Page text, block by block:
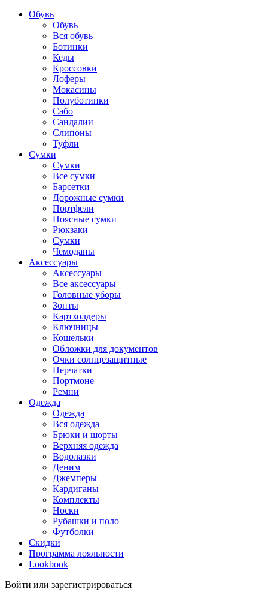
Обувь
Обувь
Вся обувь
Ботинки
Кеды
Кроссовки
Лоферы
Мокасины
Полуботинки
Сабо
Сандалии
Слипоны
Туфли
Сумки
Сумки
Все сумки
Барсетки
Дорожные сумки
Портфели
Поясные сумки
Рюкзаки
Сумки
Чемоданы
Аксессуары
Аксессуары
Все аксессуары
Головные уборы
Зонты
Картхолдеры
Ключницы
Кошельки
Обложки для документов
Очки солнцезащитные
Перчатки
Портмоне
Ремни
Одежда
Одежда
Вся одежда
Брюки и шорты
Верхняя одежда
Водолазки
Деним
Джемперы
Кардиганы
Комплекты
Носки
Рубашки и поло
Футболки
Скидки
Программа лояльности
Lookbook
Войти или зарегистрироваться